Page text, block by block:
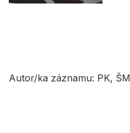
Autor/ka záznamu: PK, ŠM